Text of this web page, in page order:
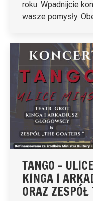
roku. Wpadnijcie
wasze pomysły.
TANGO –
KINGA I
ORAZ ZESPÓŁ